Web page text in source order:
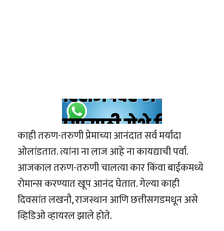
काही तरुण-तरुणी प्रेमाच्या आनंदात सर्व मर्यादा
ओलांडतात. त्यांना ना लाज आहे ना कायद्याची पर्वा.
आजकाल तरुण-तरुणी चालत्या कार किंवा बाईकमध्ये
रोमान्स करण्यात खूप आनंद घेतात. गेल्या काही
दिवसांत लखनौ, राजस्थान आणि छत्तीसगडमधून असे
व्हिडिओ व्हायरल झाले होते.